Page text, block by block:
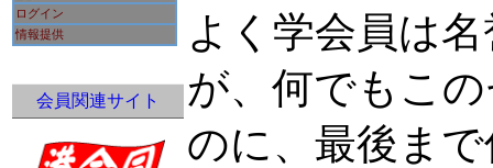
ログイン
情報提供
会員関連サイト
よく学会員は
が、何でもこ
のに、最後ま